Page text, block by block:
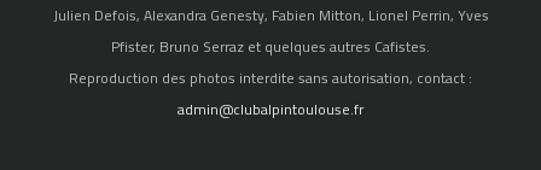
Julien Defois, Alexandra Genesty, Fabien Mitton, Lionel Perrin, Yves
Pfister, Bruno Serraz et quelques autres Cafistes.
Reproduction des photos interdite sans autorisation, contact :
admin@clubalpintoulouse.fr